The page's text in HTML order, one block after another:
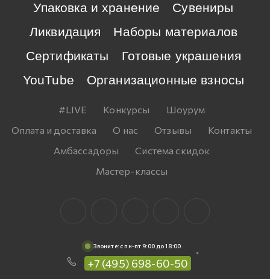
Упаковка и хранение
Сувениры
Ликвидация
Наборы материалов
Сертификаты
Готовые украшения
YouTube
Организационные взносы
#LIVE Конкурсы
Шоурум
Оплата и доставка
О нас Отзывы
Контакты
Амбассадоры
Система скидок
Мастер-классы
Звоните: c пн-пт 9:00 до 18:00
+7 (495) 698-60-50